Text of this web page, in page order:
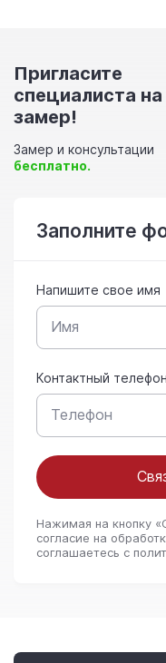
Пригласите
специалиста на
замер!
Замер и консультации
бесплатно.
Заполните
Напишите свое имя
Контактный телефон
Нажимая на кнопку
согласие на
соглашаетесь c